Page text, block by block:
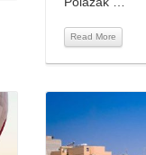
Read More